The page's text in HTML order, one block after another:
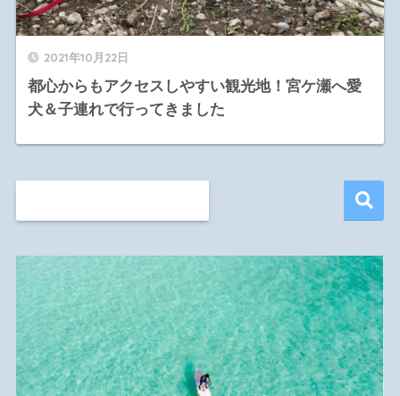
2021年10月22日
都心からもアクセスしやすい観光地！宮ケ瀬へ愛
犬＆子連れで行ってきました